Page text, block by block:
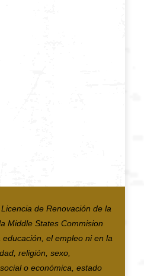
de Renovación de la
Middle States Commision
el empleo ni en la
religión, sexo,
o económica, estado